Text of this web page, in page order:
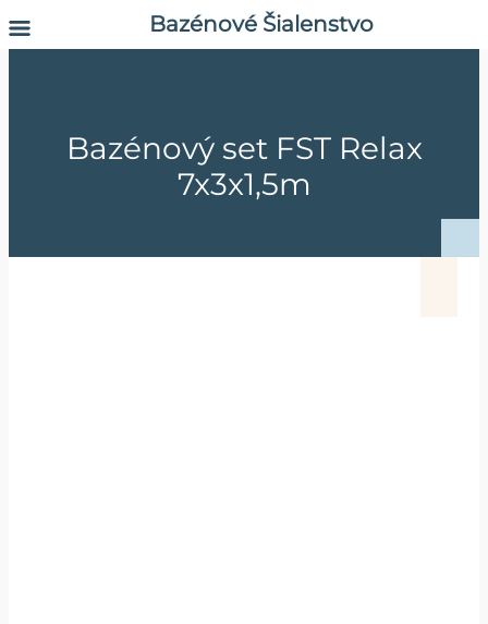
Bazénový set FST Relax
7x3x1,5m
Bazénové Šialenstvo